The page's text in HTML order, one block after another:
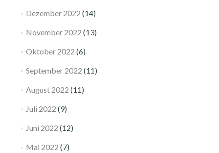
Dezember 2022 (14)
November 2022 (13)
Oktober 2022 (6)
September 2022 (11)
August 2022 (11)
Juli 2022 (9)
Juni 2022 (12)
Mai 2022 (7)